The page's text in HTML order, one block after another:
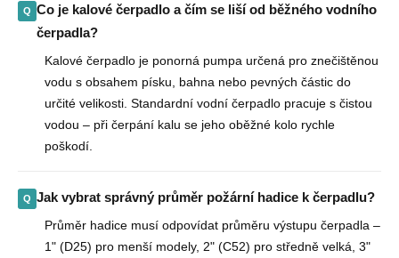
Co je kalové čerpadlo a čím se liší od běžného vodního
čerpadla?
Kalové čerpadlo je ponorná pumpa určená pro znečištěnou
vodu s obsahem písku, bahna nebo pevných částic do
určité velikosti. Standardní vodní čerpadlo pracuje s čistou
vodou – při čerpání kalu se jeho oběžné kolo rychle
poškodí.
Jak vybrat správný průměr požární hadice k čerpadlu?
Průměr hadice musí odpovídat průměru výstupu čerpadla –
1" (D25) pro menší modely, 2" (C52) pro středně velká, 3"